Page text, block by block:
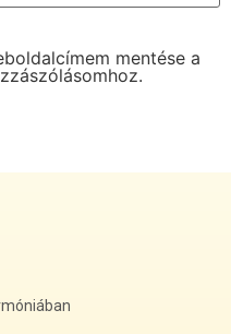
mentése a